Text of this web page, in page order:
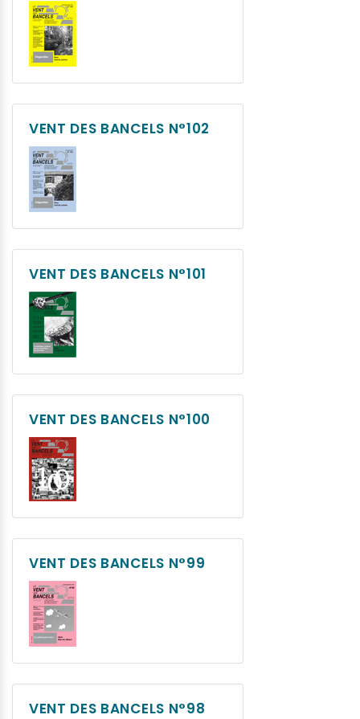
VENT DES BANCELS N°102
VENT DES BANCELS N°101
VENT DES BANCELS N°100
VENT DES BANCELS N°99
VENT DES BANCELS N°98